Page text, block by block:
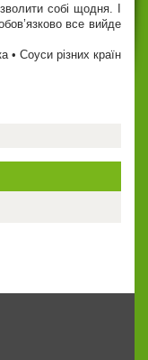
собі щодня. І
все вийде
• Соуси різних країн